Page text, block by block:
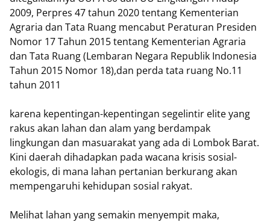
2009, Perpres 47 tahun 2020 tentang Kementerian
Agraria dan Tata Ruang mencabut Peraturan Presiden
Nomor 17 Tahun 2015 tentang Kementerian Agraria
dan Tata Ruang (Lembaran Negara Republik Indonesia
Tahun 2015 Nomor 18),dan perda tata ruang No.11
tahun 2011
karena kepentingan-kepentingan segelintir elite yang
rakus akan lahan dan alam yang berdampak
lingkungan dan masuarakat yang ada di Lombok Barat.
Kini daerah dihadapkan pada wacana krisis sosial-
ekologis, di mana lahan pertanian berkurang akan
mempengaruhi kehidupan sosial rakyat.
Melihat lahan yang semakin menyempit maka,